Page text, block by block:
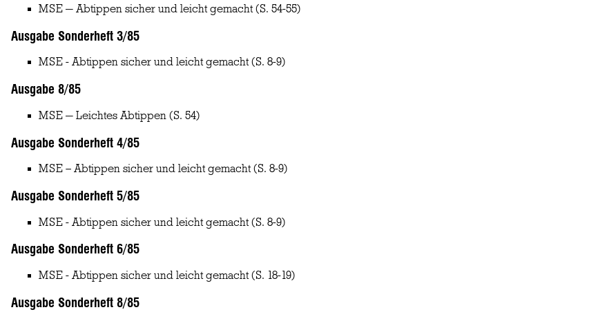
MSE — Abtippen sicher und leicht gemacht(S. 54-55)
Ausgabe Sonderheft 3/85
MSE - Abtippen sicher und leicht gemacht(S. 8-9)
Ausgabe 8/85
MSE — Leichtes Abtippen (S. 54)
Ausgabe Sonderheft 4/85
MSE – Abtippen sicher und leicht gemacht(S. 8-9)
Ausgabe Sonderheft 5/85
MSE - Abtippen sicher und leicht gemacht(S. 8-9)
Ausgabe Sonderheft 6/85
MSE - Abtippen sicher und leicht gemacht(S. 18-19)
Ausgabe Sonderheft 8/85